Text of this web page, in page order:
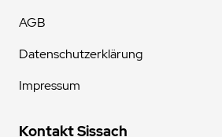
AGB
Datenschutzerklärung
Impressum
Kontakt Sissach